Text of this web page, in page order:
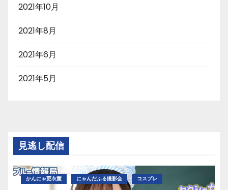
2021年10月
2021年8月
2021年6月
2021年5月
見逃し配信
かんにゃ更衣室 にゃんだふる撮影会 コスプレ